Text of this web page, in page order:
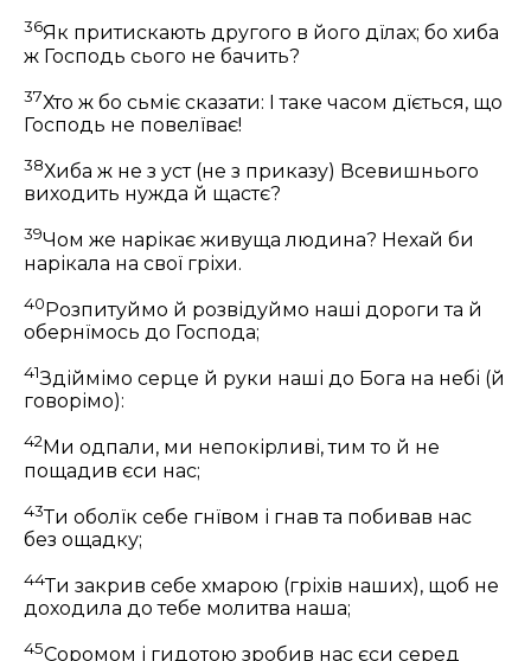
36Як притискають другого в його дїлах; бо хиба
ж Господь сього не бачить?
37Хто ж бо сьміє сказати: І таке часом дїється, що
Господь не повелїває!
38Хиба ж не з уст (не з приказу) Всевишнього
виходить нужда й щастє?
39Чом же нарікає живуща людина? Нехай би
нарікала на свої гріхи.
40Розпитуймо й розвідуймо наші дороги та й
обернїмось до Господа;
41Здіймімо серце й руки наші до Бога на небі (й
говорімо):
42Ми одпали, ми непокірливі, тим то й не
пощадив єси нас;
43Ти оболїк себе гнївом і гнав та побивав нас
без ощадку;
44Ти закрив себе хмарою (гріхів наших), щоб не
доходила до тебе молитва наша;
45Соромом і гидотою зробив нас єси серед